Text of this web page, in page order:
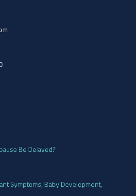
Be Delayed?
Symptoms, Baby Development,